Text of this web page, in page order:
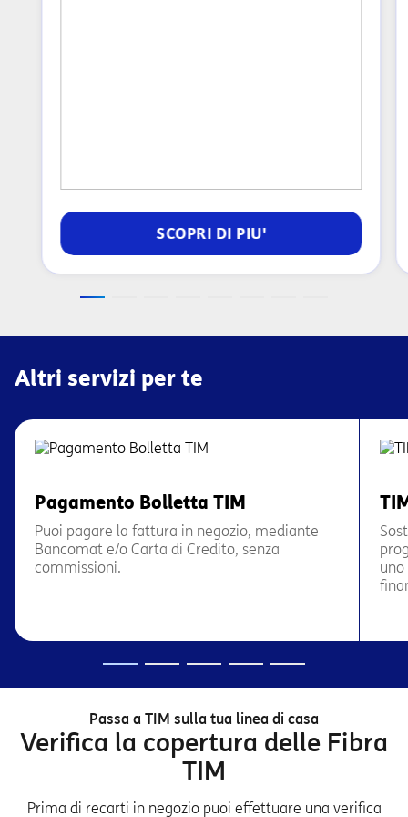
SCOPRI DI PIU'
Altri servizi per te
Pagamento Bolletta TIM
Puoi pagare la fattura in negozio, mediante
Bancomat e/o Carta di Credito, senza
commissioni.
Passa a TIM sulla tua linea di casa
Verifica la copertura delle Fibra
TIM
Prima di recarti in negozio puoi effettuare una verifica